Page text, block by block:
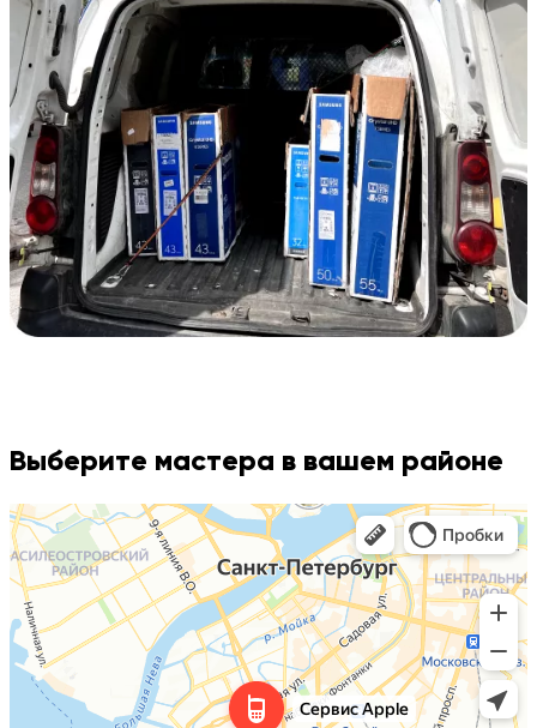
Выберите мастера в вашем районе